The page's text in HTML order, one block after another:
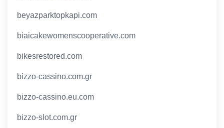
beyazparktopkapi.com
biaicakewomenscooperative.com
bikesrestored.com
bizzo-cassino.com.gr
bizzo-cassino.eu.com
bizzo-slot.com.gr